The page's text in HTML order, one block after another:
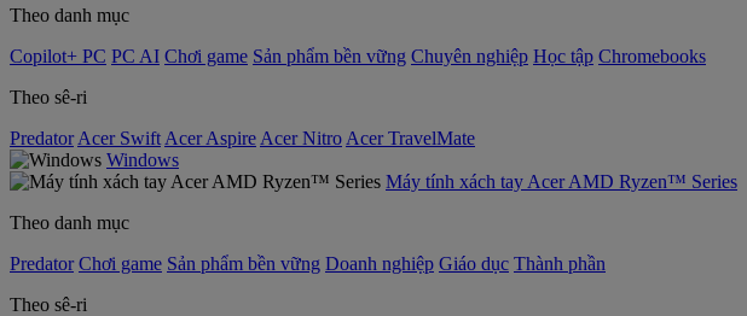
Theo danh mục
Copilot+ PC PC AI Chơi game Sản phẩm bền vững Chuyên nghiệp Học tập Chromebooks
Theo sê-ri
Predator Acer Swift Acer Aspire Acer Nitro Acer TravelMate
Windows
Máy tính xách tay Acer AMD Ryzen™ Series
Theo danh mục
Predator Chơi game Sản phẩm bền vững Doanh nghiệp Giáo dục Thành phần
Theo sê-ri